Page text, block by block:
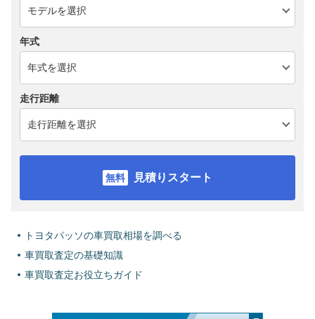
年式
走行距離
見積りスタート
トヨタパッソの車買取相場を調べる
車買取査定の基礎知識
車買取査定お役立ちガイド